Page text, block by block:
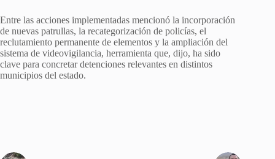
Entre las acciones implementadas mencionó la incorporación
de nuevas patrullas, la recategorización de policías, el
reclutamiento permanente de elementos y la ampliación del
sistema de videovigilancia, herramienta que, dijo, ha sido
clave para concretar detenciones relevantes en distintos
municipios del estado.